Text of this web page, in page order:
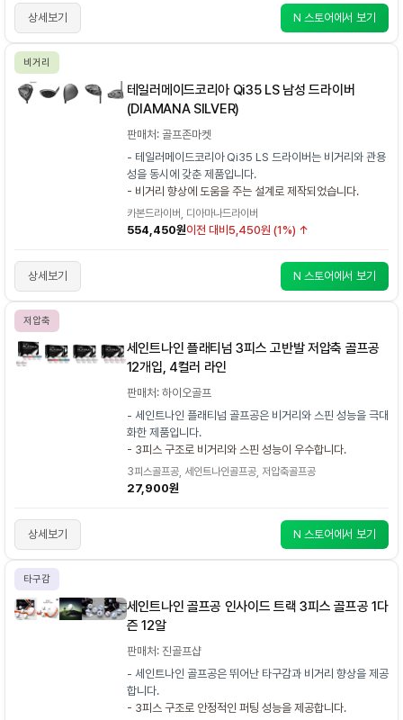
상세보기 N 스토어에서 보기
비거리
테일러메이드코리아 Qi35 LS 남성 드라이버
(DIAMANA SILVER)
판매처: 골프존마켓
- 테일러메이드코리아 Qi35 LS 드라이버는 비거리와 관용
성을 동시에 갖춘 제품입니다.
- 비거리 향상에 도움을 주는 설계로 제작되었습니다.
카본드라이버, 디아마나드라이버
554,450원이전 대비 5,450원 (1%) ↑
상세보기 N 스토어에서 보기
저압축
세인트나인 플래티넘 3피스 고반발 저압축 골프공
12개입, 4컬러 라인
판매처: 하이오골프
- 세인트나인 플래티넘 골프공은 비거리와 스핀 성능을 극대
화한 제품입니다.
- 3피스 구조로 비거리와 스핀 성능이 우수합니다.
3피스골프공, 세인트나인골프공, 저압축골프공
27,900원
상세보기 N 스토어에서 보기
타구감
세인트나인 골프공 인사이드 트랙 3피스 골프공 1다
즌 12알
판매처: 진골프샵
- 세인트나인 골프공은 뛰어난 타구감과 비거리 향상을 제공
합니다.
- 3피스 구조로 안정적인 퍼팅 성능을 제공합니다.